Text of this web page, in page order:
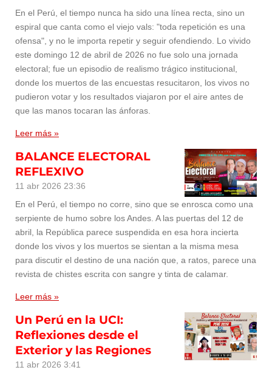
En el Perú, el tiempo nunca ha sido una línea recta, sino un
espiral que canta como el viejo vals: "toda repetición es una
ofensa", y no le importa repetir y seguir ofendiendo. Lo vivido
este domingo 12 de abril de 2026 no fue solo una jornada
electoral; fue un episodio de realismo trágico institucional,
donde los muertos de las encuestas resucitaron, los vivos no
pudieron votar y los resultados viajaron por el aire antes de
que las manos tocaran las ánforas.
Leer más »
BALANCE ELECTORAL
REFLEXIVO
11 abr 2026 23:36
En el Perú, el tiempo no corre, sino que se enrosca como una
serpiente de humo sobre los Andes. A las puertas del 12 de
abril, la República parece suspendida en esa hora incierta
donde los vivos y los muertos se sientan a la misma mesa
para discutir el destino de una nación que, a ratos, parece una
revista de chistes escrita con sangre y tinta de calamar.
Leer más »
Un Perú en la UCI:
Reflexiones desde el
Exterior y las Regiones
11 abr 2026 3:41